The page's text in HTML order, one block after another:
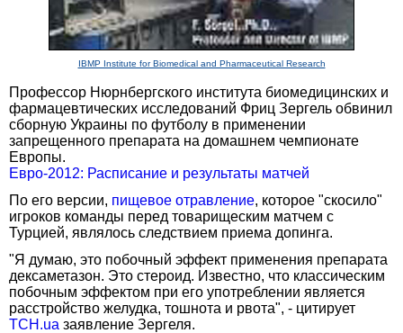
IBMP Institute for Biomedical and Pharmaceutical Research
Профессор Нюрнбергского института биомедицинских и
фармацевтических исследований Фриц Зергель обвинил
сборную Украины по футболу в применении
запрещенного препарата на домашнем чемпионате
Европы.
Евро-2012: Расписание и результаты матчей
По его версии, пищевое отравление, которое "скосило"
игроков команды перед товарищеским матчем с
Турцией, являлось следствием приема допинга.
"Я думаю, это побочный эффект применения препарата
дексаметазон. Это стероид. Известно, что классическим
побочным эффектом при его употреблении является
расстройство желудка, тошнота и рвота", - цитирует
TCH.ua заявление Зергеля.